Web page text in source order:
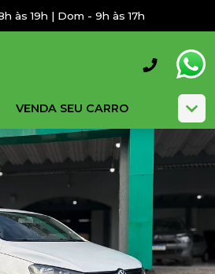
às 19h | Dom - 9h às 17h
VENDA SEU CARRO